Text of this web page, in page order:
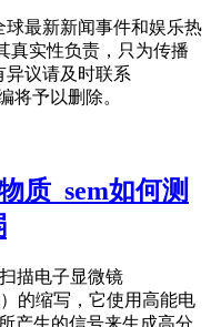
最新新闻事件和娱乐热
真实性负责，只为传播
异议请及时联系
将予以删除。
质_sem如何测
描电子显微镜
）的缩写，它使用高能电
产生的信号来生成高分